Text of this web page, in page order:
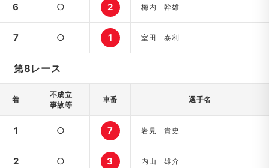
6 ○ 2 梅内 幹雄
7 ○ 1 室田 泰利
第8レース
着
不成立
事故等
車番 選手名
1 ○ 7 岩見 貴史
2 ○ 3 内山 雄介